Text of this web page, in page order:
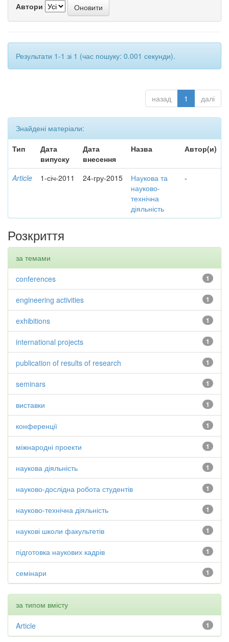
Автори
Результати 1-1 зі 1 (час пошуку: 0.001 секунди).
назад 1 далі
Знайдені матеріали:
Тип
Дата
випуску
Дата
внесення
Назва Автор(и)
Article 1-січ-2011 24-гру-2015
Наукова та
науково-
технічна
діяльність
-
Розкриття
за темами
1
conferences
1
engineering activities
1
exhibitions
1
international projects
1
publication of results of research
1
seminars
1
виставки
1
конференції
1
міжнародні проекти
1
наукова діяльність
1
науково-дослідна робота студентів
1
науково-технічна діяльність
1
наукові школи факультетів
1
підготовка наукових кадрів
1
семінари
за типом вмісту
1
Article